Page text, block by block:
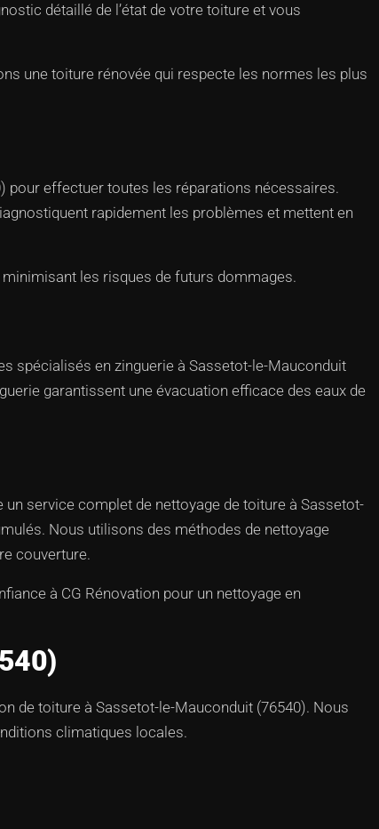
détaillé de l’état de votre toiture et vous
une toiture rénovée qui respecte les normes les plus
pour effectuer toutes les réparations nécessaires.
rapidement les problèmes et mettent en
les risques de futurs dommages.
spécialisés en zinguerie à Sassetot-le-Mauconduit
garantissent une évacuation efficace des eaux de
un service complet de nettoyage de toiture à Sassetot-
Nous utilisons des méthodes de nettoyage
couverture.
à CG Rénovation pour un nettoyage en
de toiture à Sassetot-le-Mauconduit (76540). Nous
climatiques locales.